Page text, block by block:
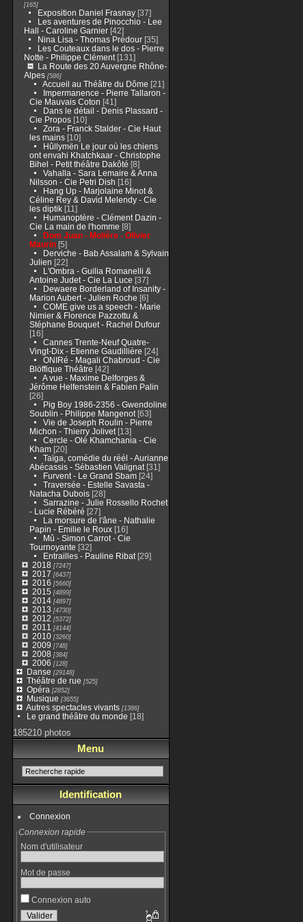
[165]
Exposition Daniel Frasnay[37]
Les aventures de Pinocchio - Lee
Hall - Caroline Garnier [42]
Nina Lisa - Thomas Prédour[35]
Les Couteaux dans le dos - Pierre
Notte - Philippe Clément[131]
La Route des 20 Auvergne Rhône-
Alpes[586]
Accueil au Théâtre du Dôme [21]
Impermanence - Pierre Tallaron -
Cie Mauvais Coton [41]
Dans le détail - Denis Plassard -
Cie Propos[10]
Zora - Franck Stalder - Cie Haut
les mains[10]
Hûllymën Le jour où les chiens
ont envahi Khatchkaar - Christophe
Bihel - Petit théâtre Dakôté [8]
Vahalla - Sara Lemaire & Anna
Nilsson - Cie Petri Dish [16]
Hang Up - Marjolaine Minot &
Céline Rey & David Melendy - Cie
les diptik[11]
Humanoptère - Clément Dazin -
Cie La main de l'homme [8]
Dom Juan - Molière - Olivier
Maurin[5]
Derviche - Bab Assalam & Sylvain
Julien [22]
L'Ombra - Guilia Romanelli &
Antoine Judet - Cie La Luce [37]
Dewaere Borderland of Insanity -
Marion Aubert - Julien Roche [6]
COME give us a speech - Marie
Nimier & Florence Pazzottu &
Stéphane Bouquet - Rachel Dufour
[16]
Cannes Trente-Neuf Quatre-
Vingt-Dix - Etienne Gaudillière [24]
ONIRé - Magali Chabroud - Cie
Blöffique Théâtre [42]
A vue - Maxime Delforges &
Jérôme Helfenstein & Fabien Palin
[26]
Pig Boy 1986-2356 - Gwendoline
Soublin - Philippe Mangenot[63]
Vie de Joseph Roulin - Pierre
Michon - Thierry Jolivet[13]
Cercle - Olé Khamchania - Cie
Kham[20]
Taïga, comédie du réél - Aurianne
Abécassis - Sébastien Valignat[31]
Furvent - Le Grand Sbam[24]
Traversée - Estelle Savasta -
Natacha Dubois[28]
Sarrazine - Julie Rossello Rochet
- Lucie Rébéré [27]
La morsure de l'âne - Nathalie
Papin - Emilie le Roux[16]
Mû - Simon Carrot - Cie
Tournoyante [32]
Entrailles - Pauline Ribat[29]
2018 [7247]
2017 [6437]
2016 [5660]
2015 [4899]
2014[4897]
2013 [4730]
2012 [5372]
2011 [4144]
2010[3260]
2009 [748]
2008 [384]
2006 [128]
Danse [29148]
Théâtre de rue [525]
Opéra [2852]
Musique [3655]
Autres spectacles vivants[1386]
Le grand théâtre du monde [18]
185210 photos
Menu
Identification
Connexion
Connexion rapide
Nom d'utilisateur
Mot de passe
Connexion auto